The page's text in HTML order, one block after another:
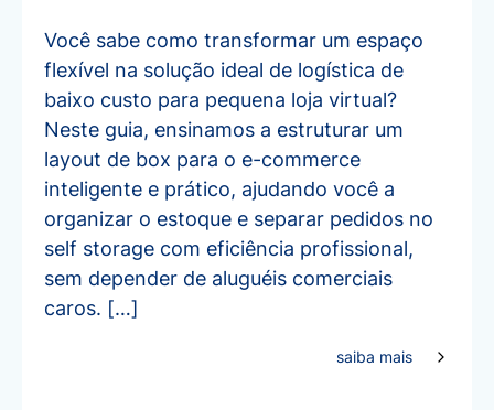
Você sabe como transformar um espaço
flexível na solução ideal de logística de
baixo custo para pequena loja virtual?
Neste guia, ensinamos a estruturar um
layout de box para o e-commerce
inteligente e prático, ajudando você a
organizar o estoque e separar pedidos no
self storage com eficiência profissional,
sem depender de aluguéis comerciais
caros. […]
saiba mais